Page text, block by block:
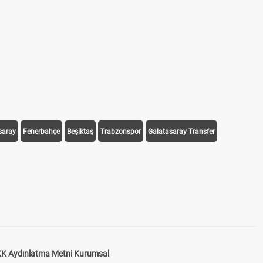
Fenerbahçe Beşiktaş Trabzonspor Galatasaray Transfer
Aydınlatma Metni Kurumsal